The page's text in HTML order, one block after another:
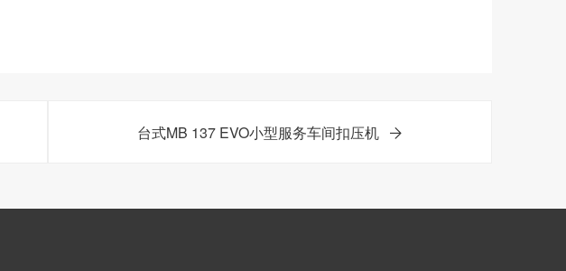
台式MB 137 EVO小型服务车间扣压机